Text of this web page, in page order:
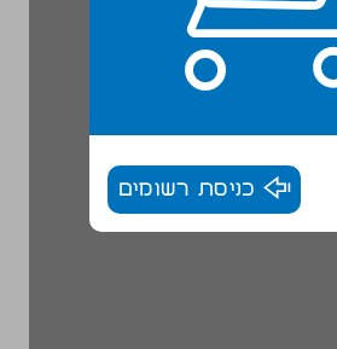
כניסת רשומים